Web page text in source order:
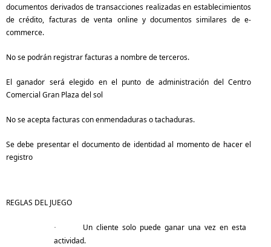
documentos derivados de transacciones realizadas en establecimientos
de crédito, facturas de venta online y documentos similares de e-
commerce.
No se podrán registrar facturas a nombre de terceros.
El ganador será elegido en el punto de administración del Centro
Comercial Gran Plaza del sol
No se acepta facturas con enmendaduras o tachaduras.
Se debe presentar el documento de identidad al momento de hacer el
registro
REGLAS DEL JUEGO
·
Un cliente solo puede ganar una vez en esta
actividad.